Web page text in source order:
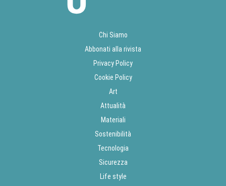
Chi Siamo
Abbonati alla rivista
Privacy Policy
Cookie Policy
Art
Attualità
Materiali
Sostenibilità
Tecnologia
Sicurezza
Life style